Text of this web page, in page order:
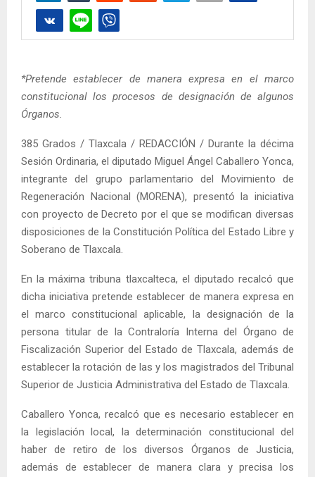
*Pretende establecer de manera expresa en el marco
constitucional los procesos de designación de algunos
Órganos.
385 Grados / Tlaxcala / REDACCIÓN / Durante la décima
Sesión Ordinaria, el diputado Miguel Ángel Caballero Yonca,
integrante del grupo parlamentario del Movimiento de
Regeneración Nacional (MORENA), presentó la iniciativa
con proyecto de Decreto por el que se modifican diversas
disposiciones de la Constitución Política del Estado Libre y
Soberano de Tlaxcala.
En la máxima tribuna tlaxcalteca, el diputado recalcó que
dicha iniciativa pretende establecer de manera expresa en
el marco constitucional aplicable, la designación de la
persona titular de la Contraloría Interna del Órgano de
Fiscalización Superior del Estado de Tlaxcala, además de
establecer la rotación de las y los magistrados del Tribunal
Superior de Justicia Administrativa del Estado de Tlaxcala.
Caballero Yonca, recalcó que es necesario establecer en
la legislación local, la determinación constitucional del
haber de retiro de los diversos Órganos de Justicia,
además de establecer de manera clara y precisa los